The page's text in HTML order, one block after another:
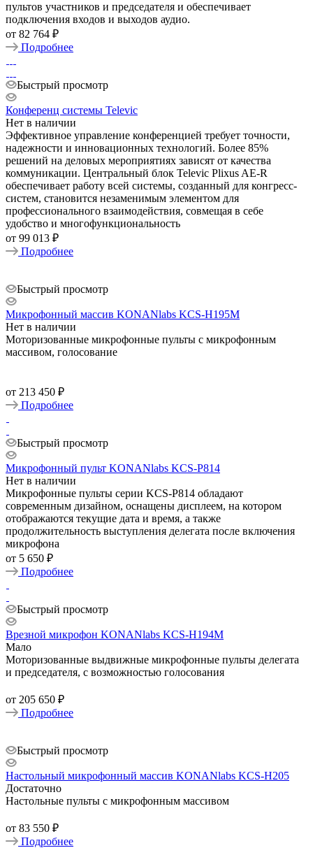
пультов участников и председателя и обеспечивает
подключения входов и выходов аудио.
от 82 764 ₽
Подробнее
Быстрый просмотр
Конференц системы Televic
Нет в наличии
Эффективное управление конференцией требует точности,
надежности и инновационных технологий. Более 85%
решений на деловых мероприятиях зависят от качества
коммуникации. Центральный блок Televic Plixus AE-R
обеспечивает работу всей системы, созданный для конгресс-
систем, становится незаменимым элементом для
профессионального взаимодействия, совмещая в себе
удобство и многофункциональность
от 99 013 ₽
Подробнее
Быстрый просмотр
Микрофонный массив KONANlabs KCS-H195M
Нет в наличии
Моторизованные микрофонные пульты с микрофонным
массивом, голосование
от 213 450 ₽
Подробнее
Быстрый просмотр
Микрофонный пульт KONANlabs KCS-P814
Нет в наличии
Микрофонные пульты серии KCS-P814 обладают
современным дизайном, оснащены дисплеем, на котором
отображаются текущие дата и время, а также
продолжительность выступления делегата после включения
микрофона
от 5 650 ₽
Подробнее
Быстрый просмотр
Врезной микрофон KONANlabs KCS-H194M
Мало
Моторизованные выдвижные микрофонные пульты делегата
и председателя, с возможностью голосования
от 205 650 ₽
Подробнее
Быстрый просмотр
Настольный микрофонный массив KONANlabs KCS-H205
Достаточно
Настольные пульты с микрофонным массивом
от 83 550 ₽
Подробнее